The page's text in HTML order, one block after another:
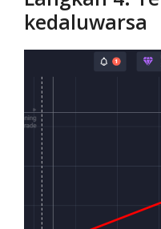
kedaluwarsa